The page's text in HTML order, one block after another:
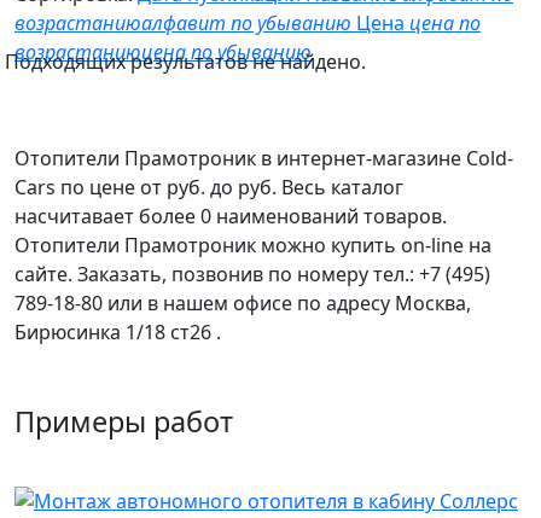
возрастаниюалфавит по убыванию Цена цена по
возрастаниюцена по убыванию
Подходящих результатов не найдено.
Отопители Прамотроник в интернет-магазине Cold-
Cars по цене от руб. до руб. Весь каталог
насчитавает более 0 наименований товаров.
Отопители Прамотроник можно купить on-line на
сайте. Заказать, позвонив по номеру тел.: +7 (495)
789-18-80 или в нашем офисе по адресу Москва,
Бирюсинка 1/18 ст26 ​.
Примеры работ